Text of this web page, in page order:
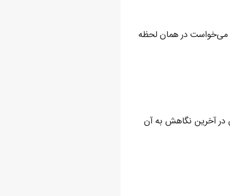
می‌خواست در همان لحظه
آخرین نگاهش به آن